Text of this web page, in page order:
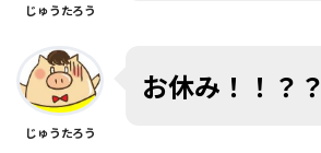
じゅうたろう
じゅうたろう
お休み！！？？